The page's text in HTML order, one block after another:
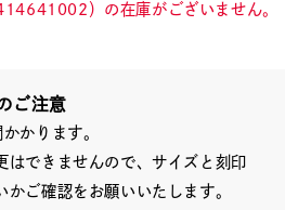
）の在庫がございません。
ご注意
かります。
できませんので、サイズと刻印
かご確認をお願いいたします。